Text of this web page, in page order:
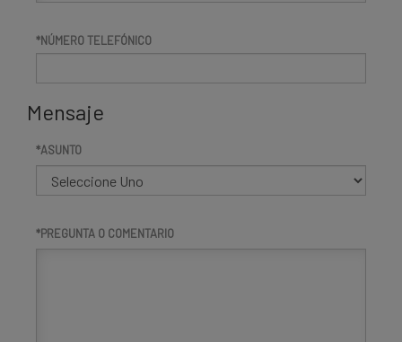
NÚMERO TELEFÓNICO
Mensaje
ASUNTO
PREGUNTA O COMENTARIO